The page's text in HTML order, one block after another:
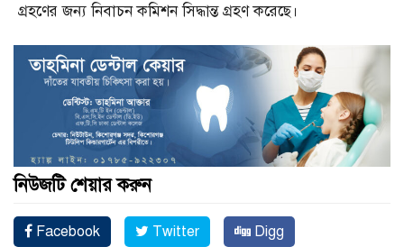
গ্রহণের জন্য নিবাচন কমিশন সিদ্ধান্ত গ্রহণ করেছে।
নিউজটি শেয়ার করুন
Facebook Twitter Digg